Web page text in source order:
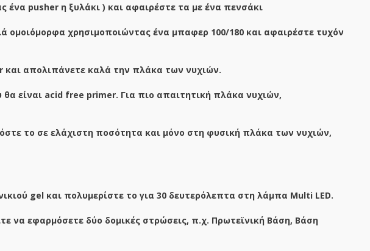
ένα pusher η ξυλάκι ) και αφαιρέστε τα με ένα πενσάκι
χρησιμοποιώντας ένα μπαφερ 100/180 και αφαιρέστε τυχόν
και απολιπάνετε καλά την πλάκα των νυχιών.
θα είναι acid free primer. Για πιο απαιτητική πλάκα νυχιών,
το σε ελάχιστη ποσότητα και μόνο στη φυσική πλάκα των νυχιών,
gel και πολυμερίστε το για 30 δευτερόλεπτα στη λάμπα Multi LED.
να εφαρμόσετε δύο δομικές στρώσεις, π.χ. Πρωτεϊνική Βάση, Βάση